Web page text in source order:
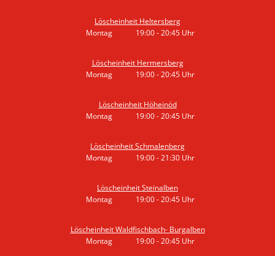
Löscheinheit Heltersberg
Montag
19:00-20:45 Uhr
Löscheinheit Hermersberg
Montag
19:00-20:45 Uhr
Löscheinheit Höheinöd
Montag
19:00-20:45 Uhr
Löscheinheit Schmalenberg
Montag
19:00-21:30 Uhr
Löscheinheit Steinalben
Montag
19:00-20:45 Uhr
Löscheinheit Waldfischbach- Burgalben
Montag
19:00-20:45 Uhr